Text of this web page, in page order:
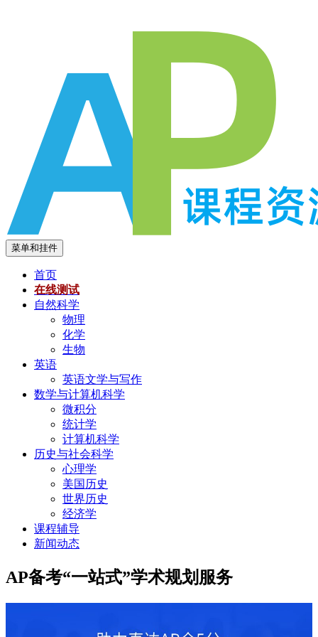
菜单和挂件
首页
在线测试
自然科学
物理
化学
生物
英语
英语文学与写作
数学与计算机科学
微积分
统计学
计算机科学
历史与社会科学
心理学
美国历史
世界历史
经济学
课程辅导
新闻动态
AP备考“一站式”学术规划服务